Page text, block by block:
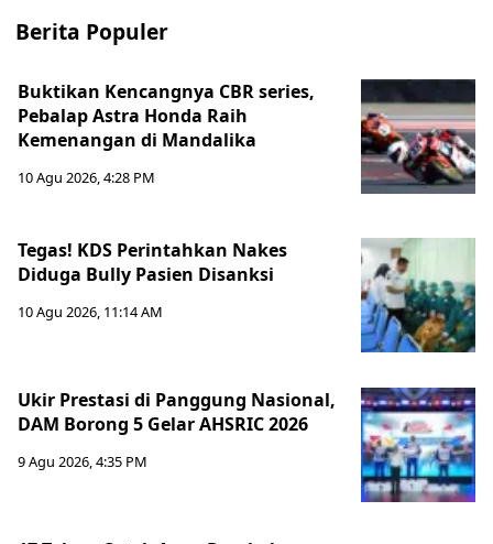
Berita Populer
Buktikan Kencangnya CBR series,
Pebalap Astra Honda Raih
Kemenangan di Mandalika
10 Agu 2026, 4:28 PM
Tegas! KDS Perintahkan Nakes
Diduga Bully Pasien Disanksi
10 Agu 2026, 11:14 AM
Ukir Prestasi di Panggung Nasional,
DAM Borong 5 Gelar AHSRIC 2026
9 Agu 2026, 4:35 PM